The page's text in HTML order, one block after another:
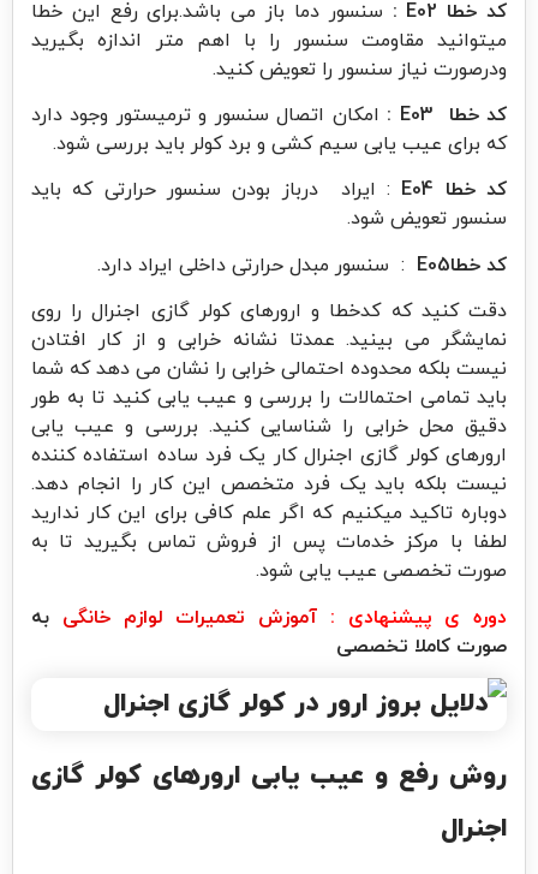
کد خطا E02 :
سنسور دما باز می باشد.برای رفع این خطا
میتوانید مقاومت سنسور را با اهم متر اندازه بگیرید
ودرصورت نیاز سنسور را تعویض کنید.
کد خطا E03 :
امکان اتصال سنسور و ترمیستور وجود دارد
که برای عیب یابی سیم کشی و برد کولر باید بررسی شود.
کد خطا E04
: ایراد درباز بودن سنسور حرارتی که باید
سنسور تعویض شود.
کد خطاE05
: سنسور مبدل حرارتی داخلی ایراد دارد.
دقت کنید که کدخطا و ارورهای کولر گازی اجنرال را روی
نمایشگر می بینید. عمدتا نشانه خرابی و از کار افتادن
نیست بلکه محدوده احتمالی خرابی را نشان می دهد که شما
باید تمامی احتمالات را بررسی و عیب یابی کنید تا به طور
دقیق محل خرابی را شناسایی کنید. بررسی و عیب یابی
ارورهای کولر گازی اجنرال کار یک فرد ساده استفاده کننده
نیست بلکه باید یک فرد متخصص این کار را انجام دهد.
دوباره تاکید میکنیم که اگر علم کافی برای این کار ندارید
لطفا با مرکز خدمات پس از فروش تماس بگیرید تا به
صورت تخصصی عیب یابی شود.
دوره ی پیشنهادی :
آموزش تعمیرات لوازم خانگیبه
صورت کاملا تخصصی
روش رفع و عیب یابی ارورهای کولر گازی
اجنرال